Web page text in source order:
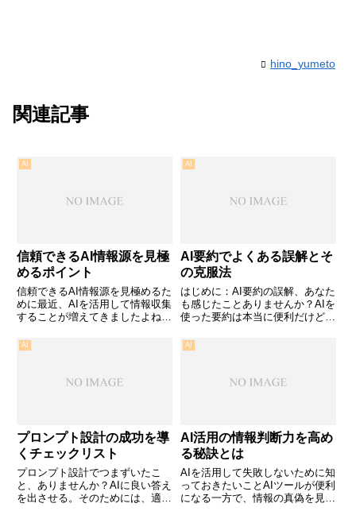
hino_yumeto
関連記事
AI
信頼できるAI情報源を見極
めるポイント
信頼できるAI情報源を見極めるた
めに最近、AIを活用して情報収集
することが増えてきましたよね。
じていいのか」悩むことはありま
た。この記事では、AI情報…
AI
AI要約でよくある誤解とそ
の克服法
はじめに：AI要約の誤解、あなた
も感じたことありませんか？AIを
使った要約は本当に便利だけど、
ね。僕も以前、何度も悩まされま
があるんです。この記事を…
AI
プロンプト設計の成功を導
くチェックリスト
プロンプト設計でつまずいたこ
と、ありませんか？AIに良い答え
を出させる。そのためには、適切
AI
AI活用の情報判断力を高め
る秘訣とは
AIを活用して失敗しないために知
っておきたいことAIツールが便利
になる一方で、情報の真偽を見極